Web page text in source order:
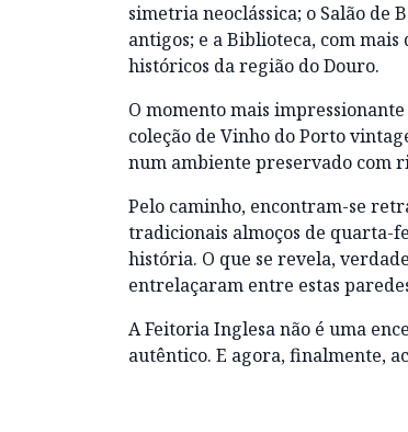
simetria neoclássica; o Salão de
antigos; e a Biblioteca, com
históricos da região do Douro.
O momento mais
coleção de Vinho do Porto
num ambiente preservado com
Pelo caminho, encontram-se
tradicionais almoços de quarta-
história. O que se revela,
entrelaçaram entre estas
A Feitoria Inglesa não é uma
autêntico. E agora, finalmente,